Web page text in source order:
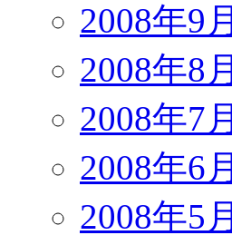
2008年9月
2008年8月
2008年7月
2008年6月
2008年5月